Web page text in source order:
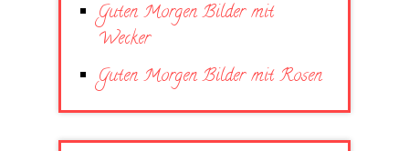
Guten Morgen Bilder mit
Wecker
Guten Morgen Bilder mit Rosen